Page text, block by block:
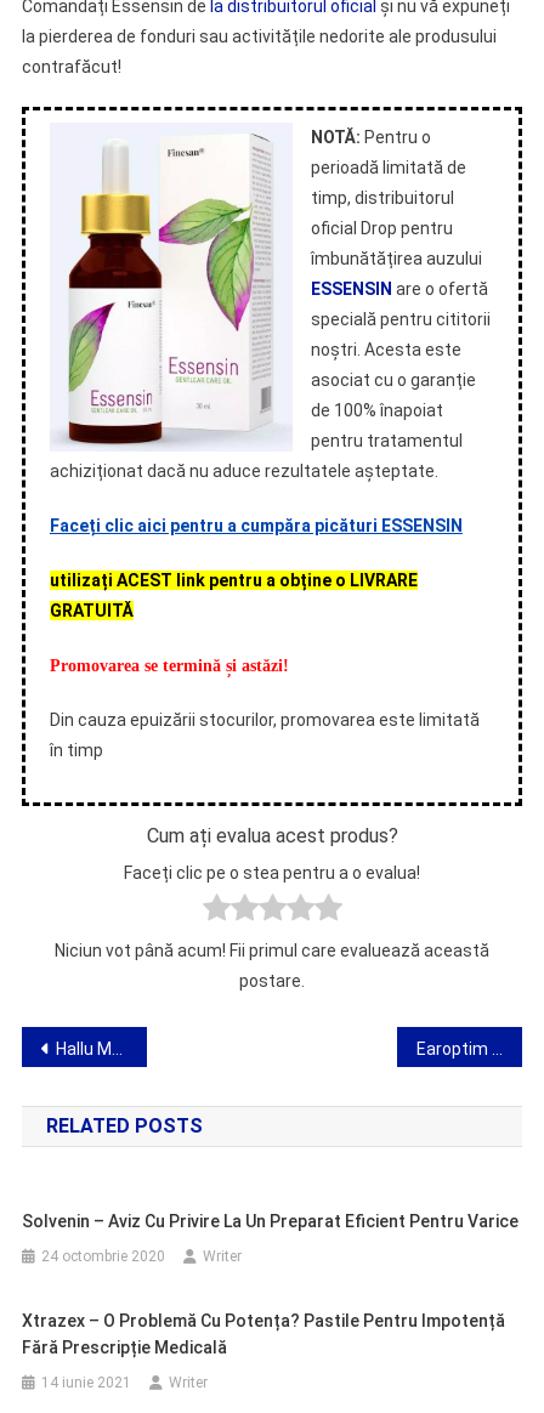
Comandați Essensin de la distribuitorul oficial și nu vă expuneți
la pierderea de fonduri sau activitățile nedorite ale produsului
contrafăcut!
NOTĂ: Pentru o
perioadă limitată de
timp, distribuitorul
oficial Drop pentru
îmbunătățirea auzului
ESSENSIN are o ofertă
specială pentru cititorii
noștri. Acesta este
asociat cu o garanție
de 100% înapoiat
pentru tratamentul
achiziționat dacă nu aduce rezultatele așteptate.
Faceți clic aici pentru a cumpăra picături ESSENSIN
utilizați ACEST link pentru a obține o LIVRARE
GRATUITĂ
Promovarea se termină și astăzi!
Din cauza epuizării stocurilor, promovarea este limitată
în timp
Cum ați evalua acest produs?
Faceți clic pe o stea pentru a o evalua!
Niciun vot până acum! Fii primul care evaluează această
postare.
Navigare
în
articole
Hallu Motion – opinie cu privire la corectorul pentru haluci
RELATED POSTS
Solvenin – Aviz Cu Privire La Un Preparat Eficient Pentru Varice
24 octombrie 2020 Writer
Xtrazex – O Problemă Cu Potența? Pastile Pentru Impotență
Fără Prescripție Medicală
14 iunie 2021 Writer